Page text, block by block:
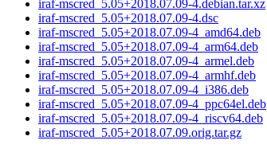
iraf-mscred_5.05+2018.07.09-4.debian.tar.xz
iraf-mscred_5.05+2018.07.09-4.dsc
iraf-mscred_5.05+2018.07.09-4_amd64.deb
iraf-mscred_5.05+2018.07.09-4_arm64.deb
iraf-mscred_5.05+2018.07.09-4_armel.deb
iraf-mscred_5.05+2018.07.09-4_armhf.deb
iraf-mscred_5.05+2018.07.09-4_i386.deb
iraf-mscred_5.05+2018.07.09-4_ppc64el.deb
iraf-mscred_5.05+2018.07.09-4_riscv64.deb
iraf-mscred_5.05+2018.07.09.orig.tar.gz